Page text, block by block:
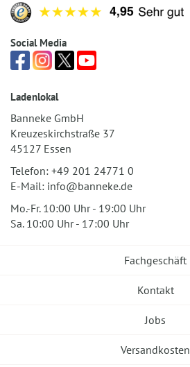
Social Media
Ladenlokal
Banneke GmbH
Kreuzeskirchstraße 37
45127 Essen
Telefon: +49 201 24771 0
E-Mail: info@banneke.de
Mo.-Fr. 10:00 Uhr - 19:00 Uhr
Sa. 10:00 Uhr - 17:00 Uhr
Fachgeschäft
Kontakt
Jobs
Versandkosten